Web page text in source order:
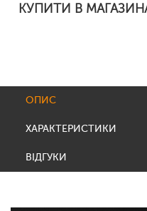
КУПИТИ В
ОПИС
ХАРАКТЕРИСТИКИ
ВІДГУКИ